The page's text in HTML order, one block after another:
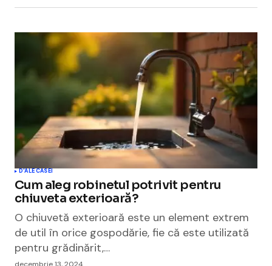
D'ALE CASEI
Cum aleg robinetul potrivit pentru
chiuveta exterioară?
O chiuvetă exterioară este un element extrem
de util în orice gospodărie, fie că este utilizată
pentru grădinărit,…